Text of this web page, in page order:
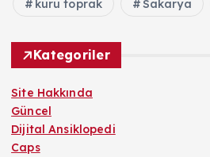
kuru toprak Sakarya
Kategoriler
Site Hakkında
Güncel
Dijital Ansiklopedi
Caps